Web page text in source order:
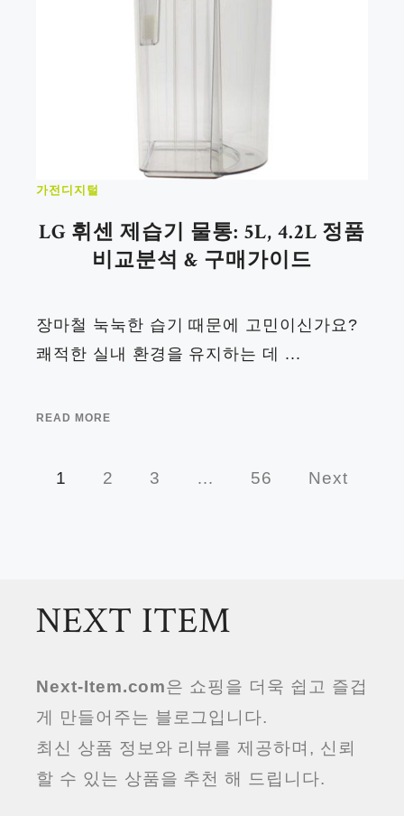
가전디지털
LG 휘센 제습기 물통: 5L, 4.2L 정품
비교분석 & 구매가이드
장마철 눅눅한 습기 때문에 고민이신가요?
쾌적한 실내 환경을 유지하는 데 ...
READ MORE
1 2 3 … 56 Next
NEXT ITEM
Next-Item.com은 쇼핑을 더욱 쉽고 즐겁
게 만들어주는 블로그입니다.
최신 상품 정보와 리뷰를 제공하며, 신뢰
할 수 있는 상품을 추천 해 드립니다.